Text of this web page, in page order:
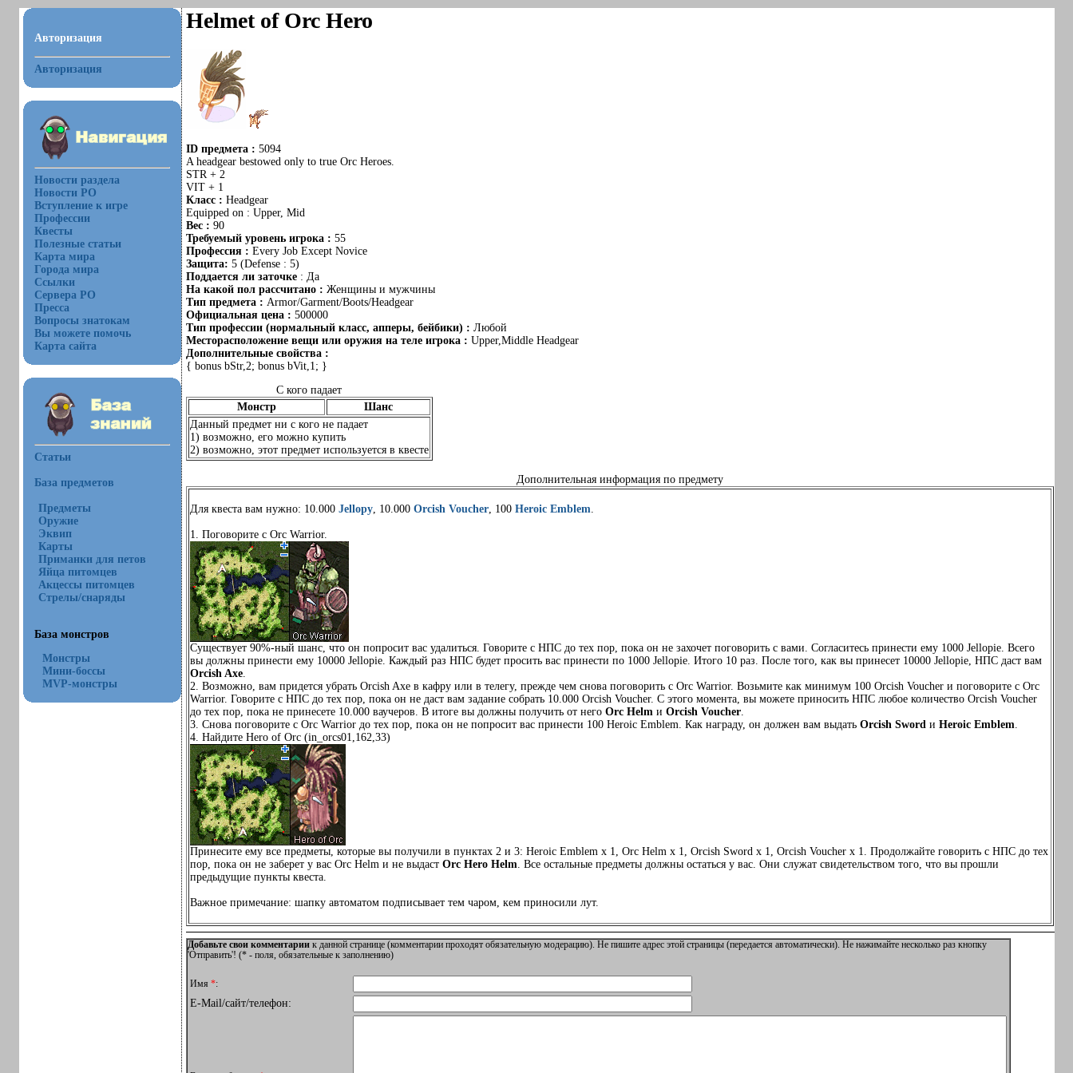
Авторизация
Авторизация
Новости раздела
Новости РО
Вступление к игре
Профессии
Квесты
Полезные статьи
Карта мира
Города мира
Ссылки
Сервера РО
Пресса
Вопросы знатокам
Вы можете помочь
Карта сайта
Статьи
База предметов
Предметы
Оружие
Эквип
Карты
Приманки для петов
Яйца питомцев
Акцессы питомцев
Стрелы/снаряды
База монстров
Монстры
Мини-боссы
MVP-монстры
Helmet of Orc Hero
ID предмета : 5094
A headgear bestowed only to true Orc Heroes.
STR + 2
VIT + 1
Класс : Headgear
Equipped on : Upper, Mid
Вес : 90
Требуемый уровень игрока : 55
Профессия : Every Job Except Novice
Защита: 5 (Defense : 5)
Поддается ли заточке : Да
На какой пол рассчитано : Женщины и мужчины
Тип предмета : Armor/Garment/Boots/Headgear
Официальная цена : 500000
Тип профессии (нормальный класс, апперы, бейбики) : Любой
Месторасположение вещи или оружия на теле игрока : Upper,Middle Headgear
Дополнительные свойства :
{ bonus bStr,2; bonus bVit,1; }
С кого падает
Монстр
Шанс
Данный предмет ни с кого не падает
1) возможно, его можно купить
2) возможно, этот предмет используется в квесте
Дополнительная информация по предмету
Для квеста вам нужно: 10.000 Jellopy, 10.000 Orcish Voucher, 100 Heroic Emblem
1. Поговорите с Orc Warrior.
Существует 90%-ный шанс, что он попросит вас удалиться. Говорите с НПС до тех пор, пока он не захочет поговорить с вами. Согласитесь принести ему 1000 Jellopie. Всего
вы должны принести ему 10000 Jellopie. Каждый раз НПС будет просить вас принести по 1000 Jellopie. Итого 10 раз. После того, как вы принесет 10000 Jellopie, НПС даст вам
Orcish Axe.
2. Возможно, вам придется убрать Orcish Axe в кафру или в телегу, прежде чем снова поговорить с Orc Warrior. Возьмите как минимум 100 Orcish Voucher и поговорите с Orc
Warrior. Говорите с НПС до тех пор, пока он не даст вам задание собрать 10.000 Orcish Voucher. С этого момента, вы можете приносить НПС любое количество Orcish Voucher
до тех пор, пока не принесете 10.000 ваучеров. В итоге вы должны получить от него Orc Helm и Orcish Voucher.
3. Снова поговорите с Orc Warrior до тех пор, пока он не попросит вас принести 100 Heroic Emblem. Как награду, он должен вам выдать Orcish Sword и Heroic Emblem
4. Найдите Hero of Orc (in_orcs01,162,33)
Принесите ему все предметы, которые вы получили в пунктах 2 и 3: Heroic Emblem x 1, Orc Helm x 1, Orcish Sword x 1, Orcish Voucher x 1. Продолжайте говорить с НПС до тех
пор, пока он не заберет у вас Orc Helm и не выдаст Orc Hero Helm . Все остальные предметы должны остаться у вас. Они служат свидетельством того, что вы прошли
предыдущие пункты квеста.
Важное примечание: шапку автоматом подписывает тем чаром, кем приносили лут.
Добавьте свои комментариик данной странице (комментарии проходят обязательную модерацию). Не пишите адрес этой страницы (передается автоматически). Не нажимайте несколько раз кнопку
'Отправить'! (*- поля, обязательные к заполнению)
Имя *:
E-Mail/сайт/телефон: